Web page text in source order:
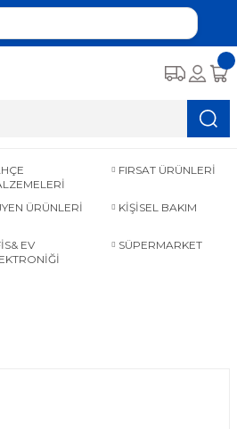
FIRSAT ÜRÜNLERİ
ÜRÜNLERİ KİŞİSEL BAKIM
EV
SÜPERMARKET